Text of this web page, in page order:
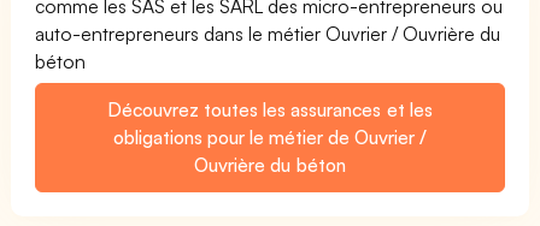
comme les SAS et les SARL des micro-entrepreneurs ou
auto-entrepreneurs dans le métier Ouvrier / Ouvrière du
béton
Découvrez toutes les assurances et les
obligations pour le métier de Ouvrier /
Ouvrière du béton